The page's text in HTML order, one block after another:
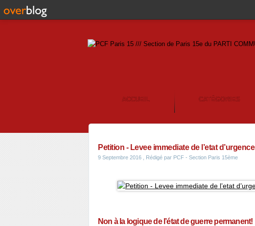
ACCUEIL CATÉGORIES
Petition - Levee immediate de l’etat d’urgence
9 Septembre 2016 , Rédigé par PCF - Section Paris 15ème
Non à la logique de l’état de guerre permanent!